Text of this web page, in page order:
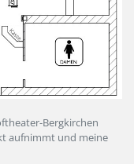
Bergkirchen
aufnimmt und meine